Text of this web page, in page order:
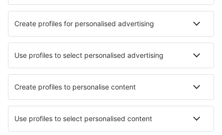
Hoteluri în Terracina Hoteluri în Trinita' D'Agutu
Cele mai bune hoteluri - orașe
Hoteluri în Bardo Hoteluri în Shunan
Hoteluri în King Khalid Military City Hoteluri în Östen